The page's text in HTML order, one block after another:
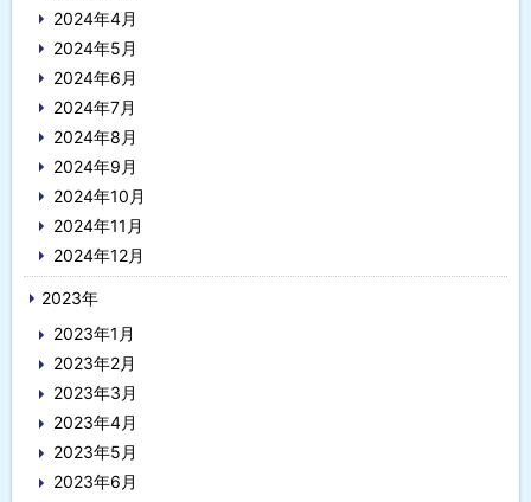
2024年4月
2024年5月
2024年6月
2024年7月
2024年8月
2024年9月
2024年10月
2024年11月
2024年12月
2023年
2023年1月
2023年2月
2023年3月
2023年4月
2023年5月
2023年6月